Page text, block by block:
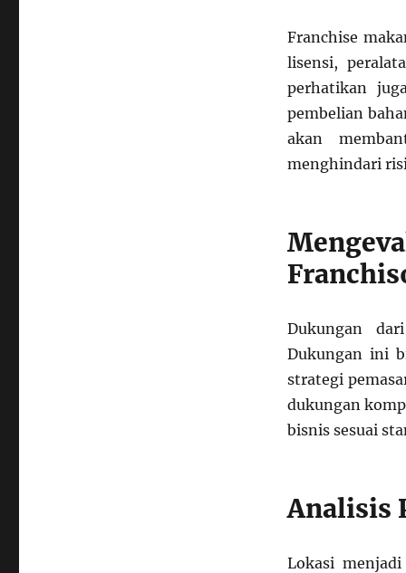
Franchise
lisensi,
perhatikan
pembelian
akan
menghindari
Dukungan
Dukungan ini
strategi
dukungan
bisnis sesuai
Analisis
Lokasi